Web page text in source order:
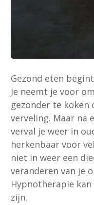
Gezond eten
Je neemt je voor
gezonder te
verveling. Maar na
verval je weer in
herkenbaar voor
niet in weer een
veranderen van je
Hypnotherapie
zijn.